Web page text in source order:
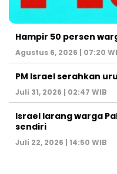
Hampir 50 persen
Agustus 6, 2026 | 07:20
PM Israel serahkan
Juli 31, 2026 | 02:47 WIB
Israel larang warga
sendiri
Juli 22, 2026 | 14:50 WIB